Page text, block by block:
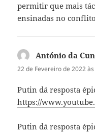
permitir que mais
ensinadas no
António da
22 de Fevereiro de 2022
Putin dá resposta
https://
Putin dá resposta